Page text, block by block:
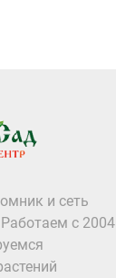
и сеть
с 2004